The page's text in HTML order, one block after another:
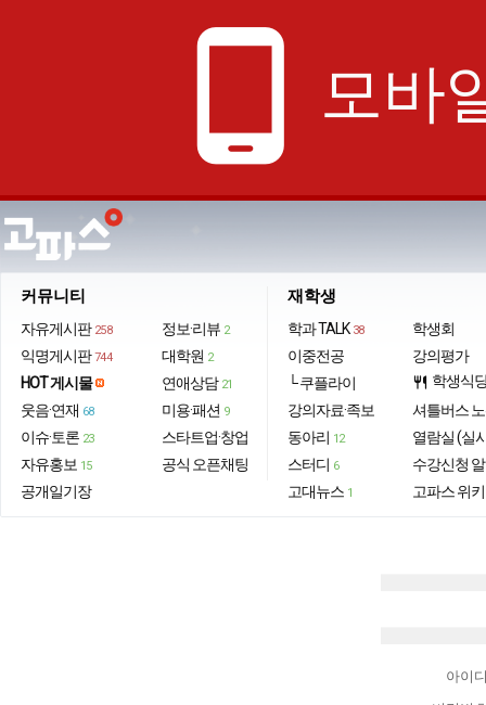
phone_android 모바
커뮤니티
자유게시판 258
익명게시판 744
HOT 게시물
웃음·연재 68
이슈·토론 23
자유홍보 15
공개일기장
정보·리뷰 2
대학원 2
연애상담 21
미용·패션 9
스타트업·창업
공식 오픈채팅
재학생
학과 TALK 38
이중전공
└ 쿠플라이
강의자료·족보
동아리 12
스터디 6
고대뉴스 1
학생회
강의평가
restaurant 학생식
셔틀버스
열람실 (실
수강신청
고파스 위키
아이